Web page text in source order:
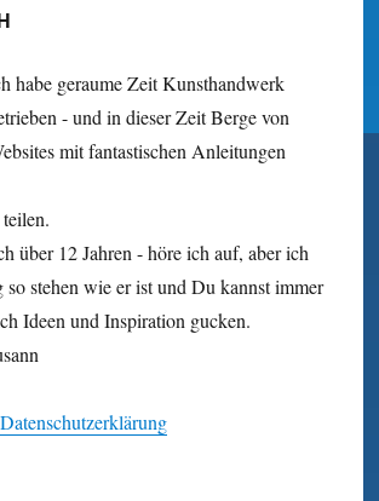
habe geraume Zeit Kunst­hand­werk
- und in dieser Zeit Berge von
mit fan­tastischen Anleitungen
über 12 Jahren - höre ich auf, aber ich
so stehen wie er ist und Du kannst immer
Ideen und Inspiration gucken.